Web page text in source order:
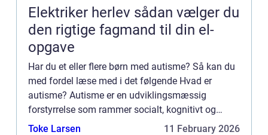
Elektriker herlev sådan vælger du
den rigtige fagmand til din el-
opgave
Har du et eller flere børn med autisme? Så kan du
med fordel læse med i det følgende Hvad er
autisme? Autisme er en udviklingsmæssig
forstyrrelse som rammer socialt, kognitivt og
mentalt. En person med autisme vil typisk have
Toke Larsen 11 February 2026